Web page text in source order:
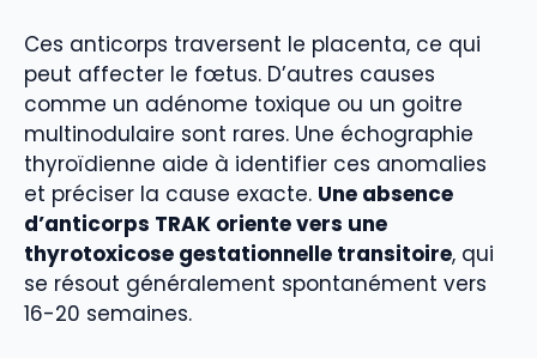
Ces anticorps traversent le placenta, ce qui
peut affecter le fœtus. D’autres causes
comme un adénome toxique ou un goitre
multinodulaire sont rares. Une échographie
thyroïdienne aide à identifier ces anomalies
et préciser la cause exacte. Une absence
d’anticorps TRAK oriente vers une
thyrotoxicose gestationnelle transitoire, qui
se résout généralement spontanément vers
16-20 semaines.